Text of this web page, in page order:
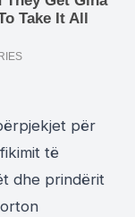
për
të
dhe prindërit